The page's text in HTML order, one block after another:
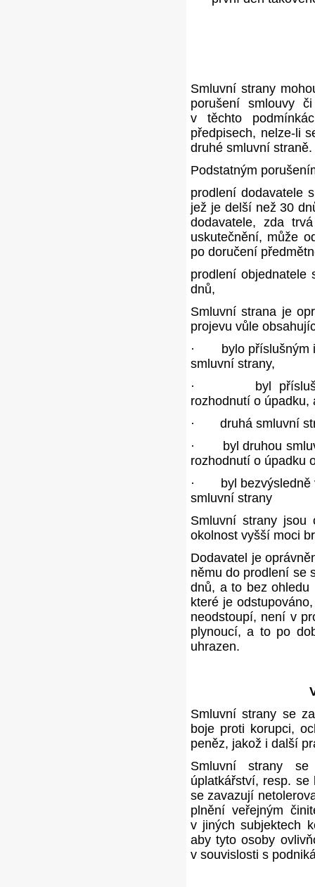
Smluvní strany
porušení smlouvy
v těchto
předpisech, nelze-li
druhé smluvní straně.
Podstatným
prodlení dodavatele
jež je delší než 30
dodavatele, zda
uskutečnění, může
po doručení
prodlení objednatele
dnů,
Smluvní strana je
projevu vůle
·
bylo příslušným
smluvní strany,
·
byl
rozhodnutí o úpadku,
·
druhá smluvní
·
byl druhou
rozhodnutí o úpadku
·
byl
smluvní strany
Smluvní strany jsou
okolnost vyšší moci
Dodavatel je
němu do prodlení se
dnů, a to bez ohledu
které je
neodstoupí, není v
plynoucí, a to po
uhrazen.
Smluvní strany se
boje proti korupci,
peněz, jakož i další
Smluvní strany se
úplatkářství, resp. se
se zavazují
plnění veřejným
v jiných subjektech
aby tyto osoby
v souvislosti s